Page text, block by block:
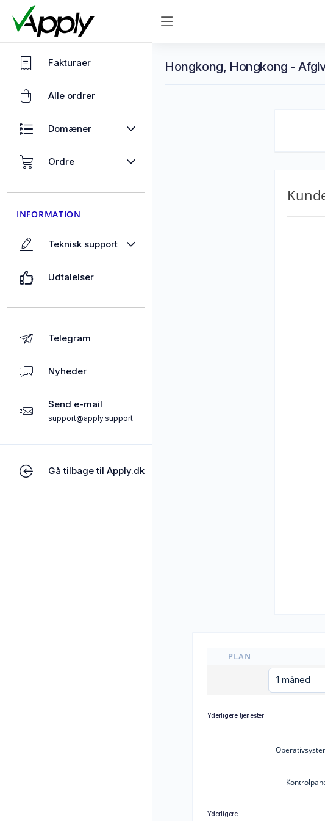
Fakturaer
Alle ordrer
Domæner
Ordre
INFORMATION
Teknisk support
Udtalelser
Telegram
Nyheder
Send e-mail
support@apply.support
Gå tilbage til Apply.dk
Hongkong, Hongkong -
PLAN
Yderligere tjenester
Yderligere